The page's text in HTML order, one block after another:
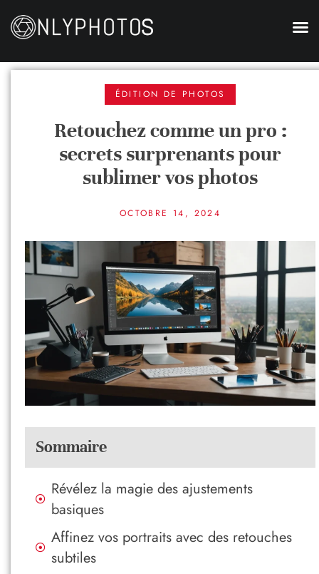
ÉDITION DE PHOTOS
Retouchez comme un pro :
secrets surprenants pour
sublimer vos photos
OCTOBRE 14, 2024
Sommaire
Révélez la magie des ajustements
basiques
Affinez vos portraits avec des retouches
subtiles